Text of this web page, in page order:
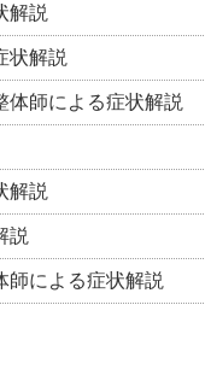
解説
状解説
師による症状解説
解説
説
による症状解説